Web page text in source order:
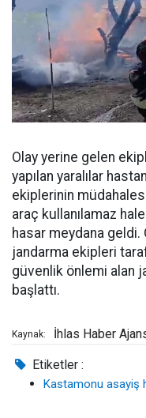
Olay yerine gelen
yapılan yaralılar
ekiplerinin
araç kullanılamaz
hasar meydana geldi.
jandarma ekipleri
güvenlik önlemi alan
başlattı.
Kaynak: İhlas Haber
Etiketler :
Kastamonu asayiş